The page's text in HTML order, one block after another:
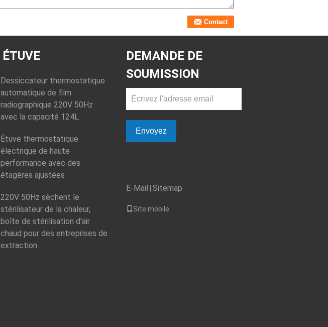
ÉTUVE
Dessiccateur thermostatique
automatique de film
radiographique 220V 50Hz
avec la capacité 124L
Étuve thermostatique
électrique de haute
performance avec des
étagères ajustées
220V 50Hz sèchent le
stérilisateur de la chaleur,
boîte de stérilisation d'air
chaud pour des entreprises de
extraction
DEMANDE DE
SOUMISSION
Envoyez
E-Mail Sitemap
Site mobile